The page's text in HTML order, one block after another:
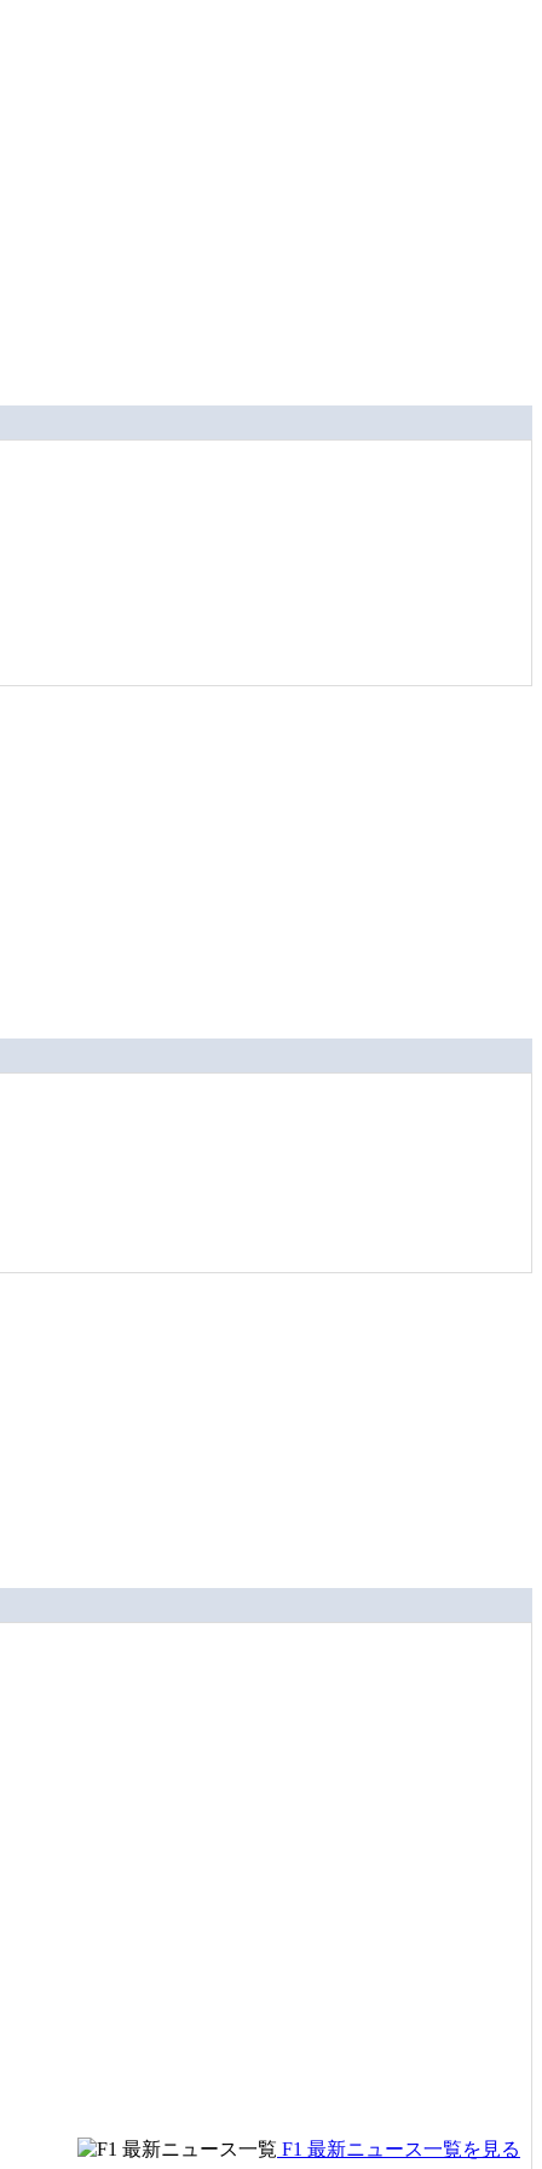
F1 最新ニュース一覧を見る